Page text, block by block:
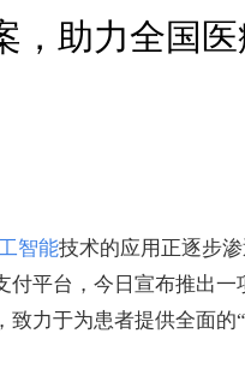
，助力全国
智能技术的应用正逐步
平台，今日宣布推出一
力于为患者提供全面的